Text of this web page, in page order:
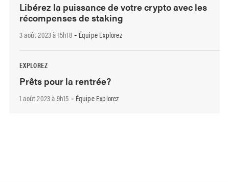
Libérez la puissance de votre crypto avec les
récompenses de staking
3 août 2023 à 15h18- Équipe Explorez
EXPLOREZ
Prêts pour la rentrée?
1 août 2023 à 9h15 - Équipe Explorez